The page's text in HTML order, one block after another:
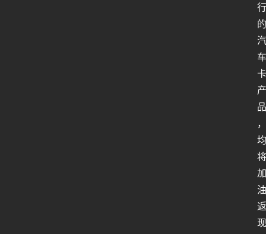
行
的
汽
车
卡
产
品
，
均
将
加
油
返
现